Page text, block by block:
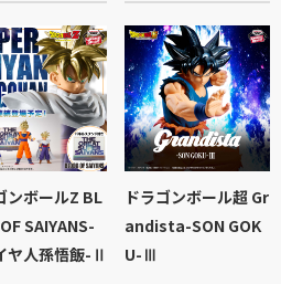
ンボールZ BL
SAIYANS-
ヤ人孫悟飯-Ⅱ
ドラゴンボール超 Gr
andista-SON GOK
U-Ⅲ